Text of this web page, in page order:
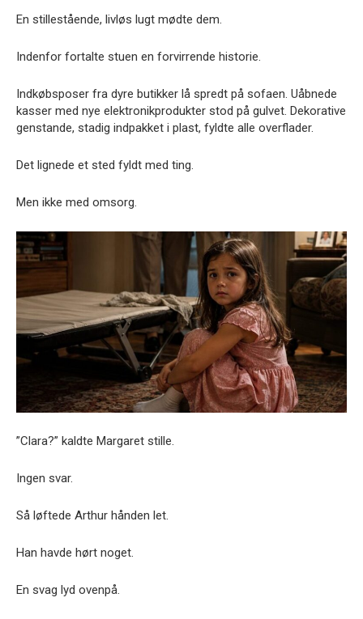
En stillestående, livløs lugt mødte dem.
Indenfor fortalte stuen en forvirrende historie.
Indkøbsposer fra dyre butikker lå spredt på sofaen. Uåbnede
kasser med nye elektronikprodukter stod på gulvet. Dekorative
genstande, stadig indpakket i plast, fyldte alle overflader.
Det lignede et sted fyldt med ting.
Men ikke med omsorg.
”Clara?” kaldte Margaret stille.
Ingen svar.
Så løftede Arthur hånden let.
Han havde hørt noget.
En svag lyd ovenpå.